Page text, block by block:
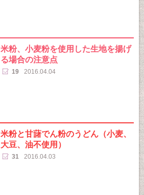
米粉、小麦粉を使用した生地を揚げ
る場合の注意点
19 2016.04.04
米粉と甘藷でん粉のうどん（小麦、
大豆、油不使用）
31 2016.04.03